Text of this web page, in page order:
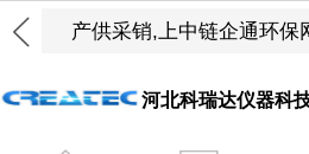
河北科瑞达仪器科